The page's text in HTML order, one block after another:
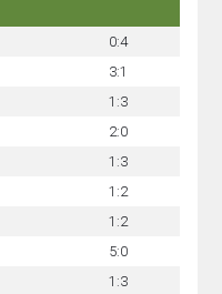
0:4
3:1
1:3
2:0
1:3
1:2
1:2
5:0
1:3